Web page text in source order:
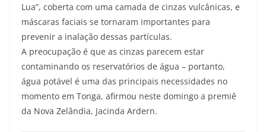
Lua”, coberta com uma camada de cinzas vulcânicas, e
máscaras faciais se tornaram importantes para
prevenir a inalação dessas partículas.
A preocupação é que as cinzas parecem estar
contaminando os reservatórios de água – portanto,
água potável é uma das principais necessidades no
momento em Tonga, afirmou neste domingo a premiê
da Nova Zelândia, Jacinda Ardern.